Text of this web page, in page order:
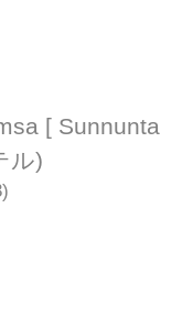
[ Sunnunta
ル)